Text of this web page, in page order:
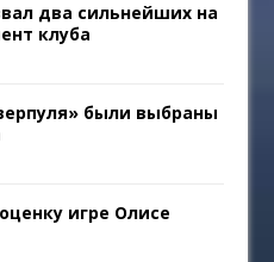
два сильнейших на
клуба
были выбраны
игре Олисе